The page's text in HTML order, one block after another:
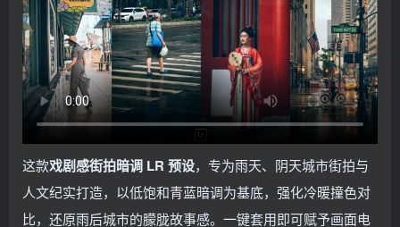
这款戏剧感街拍暗调 LR 预设，专为雨天、阴天城市街拍与
人文纪实打造，以低饱和青蓝暗调为基底，强化冷暖撞色对
比，还原雨后城市的朦胧故事感。一键套用即可赋予画面电